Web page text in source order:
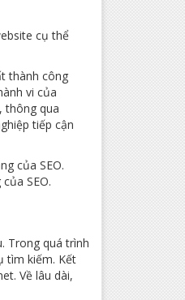
cụ thể
thành công
vi của
thông qua
tiếp cận
SEO.
Trong quá trình
tìm kiếm. Kết
Về lâu dài,